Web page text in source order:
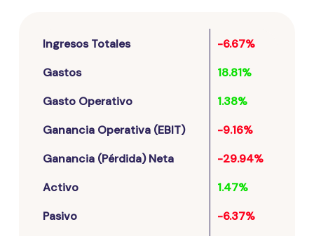
Ingresos Totales
-6.67%
Gastos
18.81%
Gasto Operativo
1.38%
Ganancia Operativa (EBIT)
-9.16%
Ganancia (Pérdida) Neta
-29.94%
Activo
1.47%
Pasivo
-6.37%